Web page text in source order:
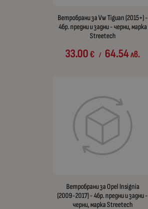
Ветробрани за Vw Tiguan (2015+) -
4бр. предни и задни - черни, марка
Streetech
33.00€ / 64.54лв.
Ветробрани за Opel Insignia
(2009-2017) - 4бр. предни и задни -
черни, марка Streetech